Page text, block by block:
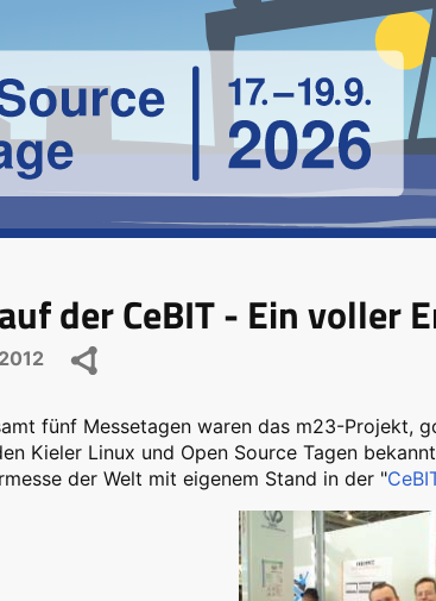
der CeBIT - Ein voller
fünf Messetagen waren das m23-Projekt,
Kieler Linux und Open Source Tagen
der Welt mit eigenem Stand in der "